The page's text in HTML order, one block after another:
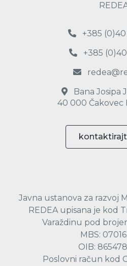
+385
+385
Bana Josipa
40 000 Čakovec
Javna ustanova za razvoj
REDEA upisana je kod
Varaždinu pod
MBS:
OIB:
Poslovni račun kod